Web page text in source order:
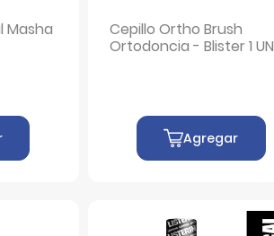
Masha
Cepillo Ortho Brush
Ortodoncia - Blister 1 UN
Agregar